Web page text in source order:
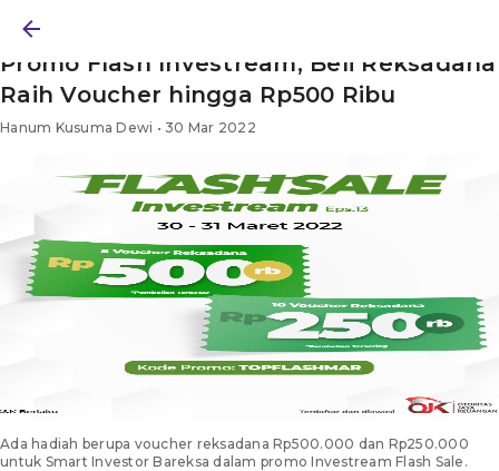
Promo Flash Investream, Beli Reksadana
Raih Voucher hingga Rp500 Ribu
Hanum Kusuma Dewi • 30 Mar 2022
Ada hadiah berupa voucher reksadana Rp500.000 dan Rp250.000
untuk Smart Investor Bareksa dalam promo Investream Flash Sale.